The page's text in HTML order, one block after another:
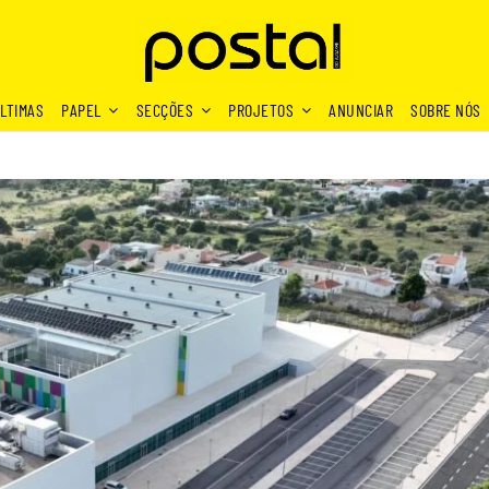
PAPEL SECÇÕES PROJETOS ANUNCIAR SOBRE NÓS